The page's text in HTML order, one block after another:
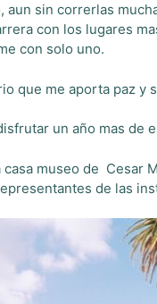
sin correrlas
con los lugares
con solo uno.
que me aporta paz y
un año mas de
museo de
epresentantes de las